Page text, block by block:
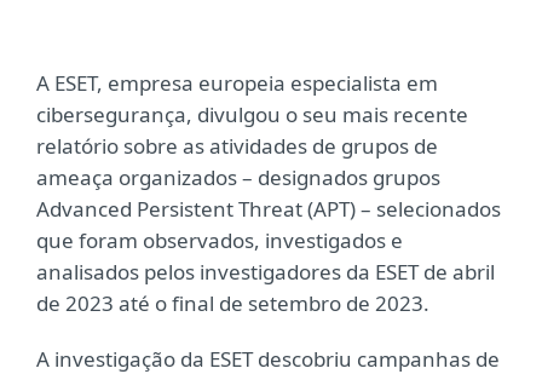
A ESET, empresa europeia especialista em
cibersegurança, divulgou o seu mais recente
relatório sobre as atividades de grupos de
ameaça organizados – designados grupos
Advanced Persistent Threat (APT) – selecionados
que foram observados, investigados e
analisados pelos investigadores da ESET de abril
de 2023 até o final de setembro de 2023.
A investigação da ESET descobriu campanhas de